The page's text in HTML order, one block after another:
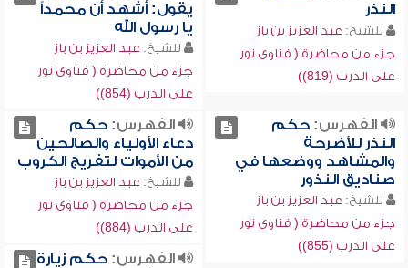
النذر
للشيخ: عبد العزيز بن باز
جزء من محاضرة ( فتاوى نور
على الدرب (819))
يقول: أشهد أن محمداً
يا رسول الله
للشيخ: عبد العزيز بن باز
جزء من محاضرة ( فتاوى نور
على الدرب (854))
الفهرس:حكم
النذر للأضرحة
والمشاهد ووضعها في
صناديق النذور
للشيخ: عبد العزيز بن باز
جزء من محاضرة ( فتاوى نور
على الدرب (855))
الفهرس:حكم
دعاء الأولياء والصالحين
من الأموات لتفريج الكروب
للشيخ: عبد العزيز بن باز
جزء من محاضرة ( فتاوى نور
على الدرب (884))
الفهرس:حكم زيارة